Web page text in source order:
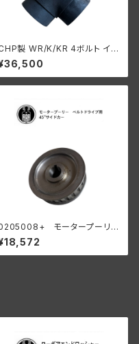
製 WR/K/KR 4ボルト イン
ークマニホールド
モータープーリー
ベルトドライブ用 45" サイ
カー